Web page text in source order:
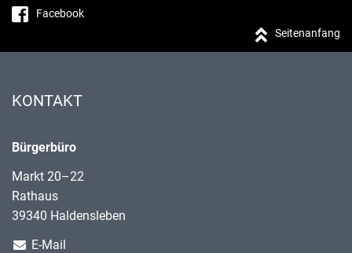
Facebook
Seitenanfang
KONTAKT
Bürgerbüro
Markt 20–22
Rathaus
39340 Haldensleben
E-Mail